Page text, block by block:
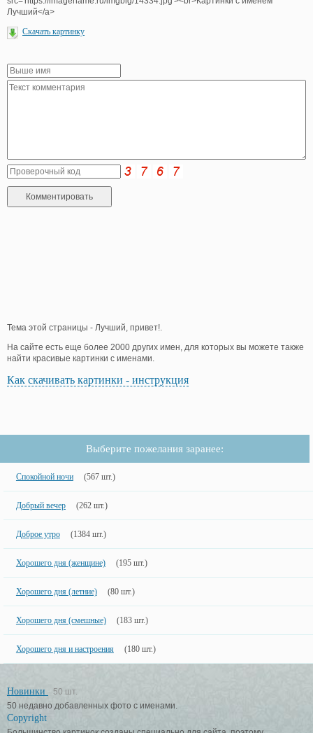
Лучший</a>
Скачать картинку
Тема этой страницы - Лучший, привет!.
На сайте есть еще более 2000 других имен, для которых вы можете также
найти красивые картинки с именами.
Как скачивать картинки - инструкция
Выберите пожелания заранее:
Спокойной ночи (567 шт.)
Добрый вечер (262 шт.)
Доброе утро (1384 шт.)
Хорошего дня (женщине) (195 шт.)
Хорошего дня (летние) (80 шт.)
Хорошего дня (смешные) (183 шт.)
Хорошего дня и настроения (180 шт.)
Новинки
50 шт.
50 недавно добавленных фото с именами.
Copyright